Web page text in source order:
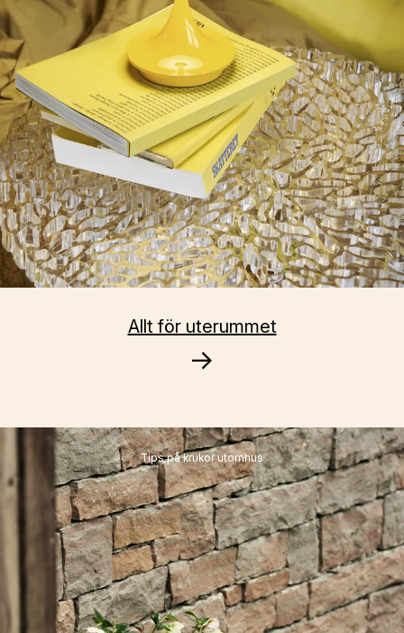
Allt för uterummet
→
Tips på krukor utomhus